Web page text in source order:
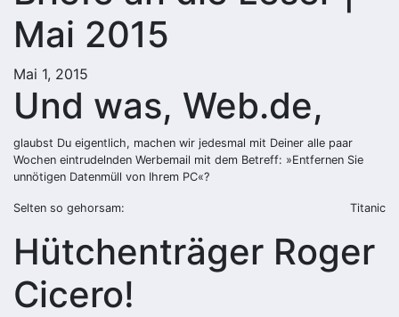
Mai 2015
Mai 1, 2015
Und was, Web.de,
glaubst Du eigentlich, machen wir jedesmal mit Deiner alle paar
Wochen eintrudelnden Werbemail mit dem Betreff: »Entfernen Sie
unnötigen Datenmüll von Ihrem PC«?
Selten so gehorsam: Titanic
Hütchenträger Roger
Cicero!